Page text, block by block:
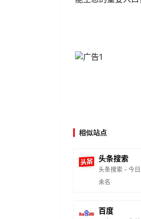
相似站点
头条搜索
头条搜索 - 今
未名
百度